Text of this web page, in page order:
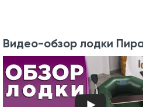
Видео-обзор лодки